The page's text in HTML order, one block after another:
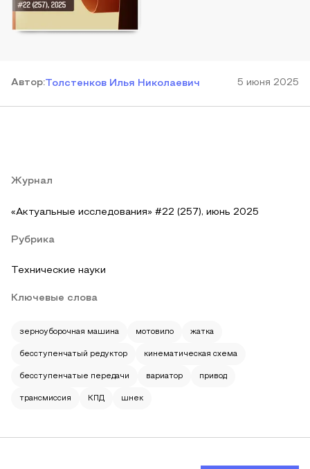
Автор:Толстенков Илья Николаевич 5 июня 2025
Журнал
«Актуальные исследования» #22 (257), июнь 2025
Рубрика
Технические науки
Ключевые слова
зерноуборочная машина мотовило жатка
бесступенчатый редуктор кинематическая схема
бесступенчатые передачи вариатор привод
трансмиссия КПД шнек